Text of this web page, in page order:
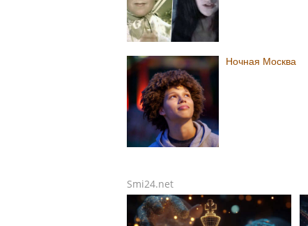
Ночная Москва
Smi24.net